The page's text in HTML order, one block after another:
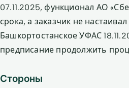
07.11.2025, функционал АО
срока, а заказчик не
Башкортостанское УФАС
предписание продолжить
Стороны